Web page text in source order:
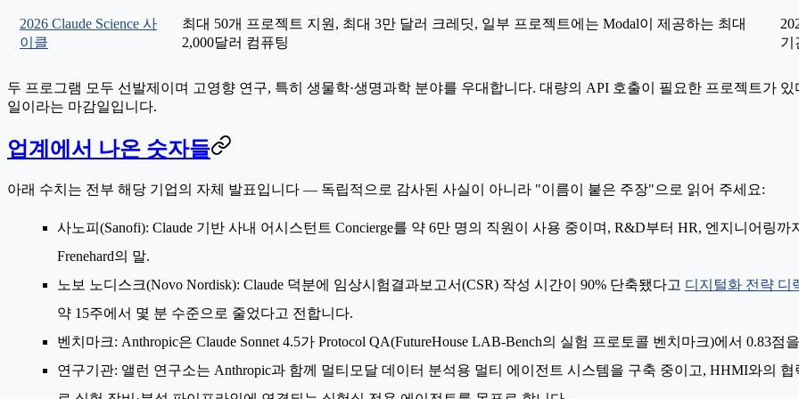
2026 Claude Science 사
이클
최대 50개 프로젝트 지원, 최대 3만 달러 크레딧, 일부 프로젝트에는 Modal이 제공하는 최대
2,000달러 컴퓨팅
기
두 프로그램 모두 선발제이며 고영향 연구, 특히 생물학·생명과학 분야를 우대합니다. 대량의 API 호출이 필요한 프로젝트가
일이라는 마감일입니다.
업계에서 나온 숫자들
아래 수치는 전부 해당 기업의 자체 발표입니다 — 독립적으로 감사된 사실이 아니라 "이름이 붙은 주장"으로 읽어 주세요:
사노피(Sanofi): Claude 기반 사내 어시스턴트 Concierge를 약 6만 명의 직원이 사용 중이며, R&D부터 HR, 엔지니어링
Frenehard의 말.
노보 노디스크(Novo Nordisk): Claude 덕분에 임상시험결과보고서(CSR) 작성 시간이 90% 단축됐다고 디지털화 전략 디
약 15주에서 몇 분 수준으로 줄었다고 전합니다.
벤치마크: Anthropic은 Claude Sonnet 4.5가 Protocol QA(FutureHouse LAB-Bench의 실험 프로토콜 벤치마크)에서 0.83
연구기관: 앨런 연구소는 Anthropic과 함께 멀티모달 데이터 분석용 멀티 에이전트 시스템을 구축 중이고, HHMI와의